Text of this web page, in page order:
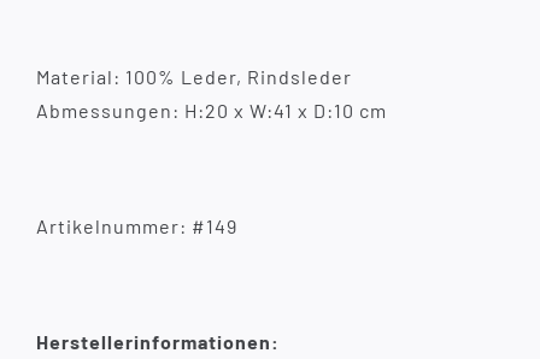
Material: 100% Leder, Rindsleder
Abmessungen: H:20 x W:41 x D:10 cm
Artikelnummer: #149
Herstellerinformationen: